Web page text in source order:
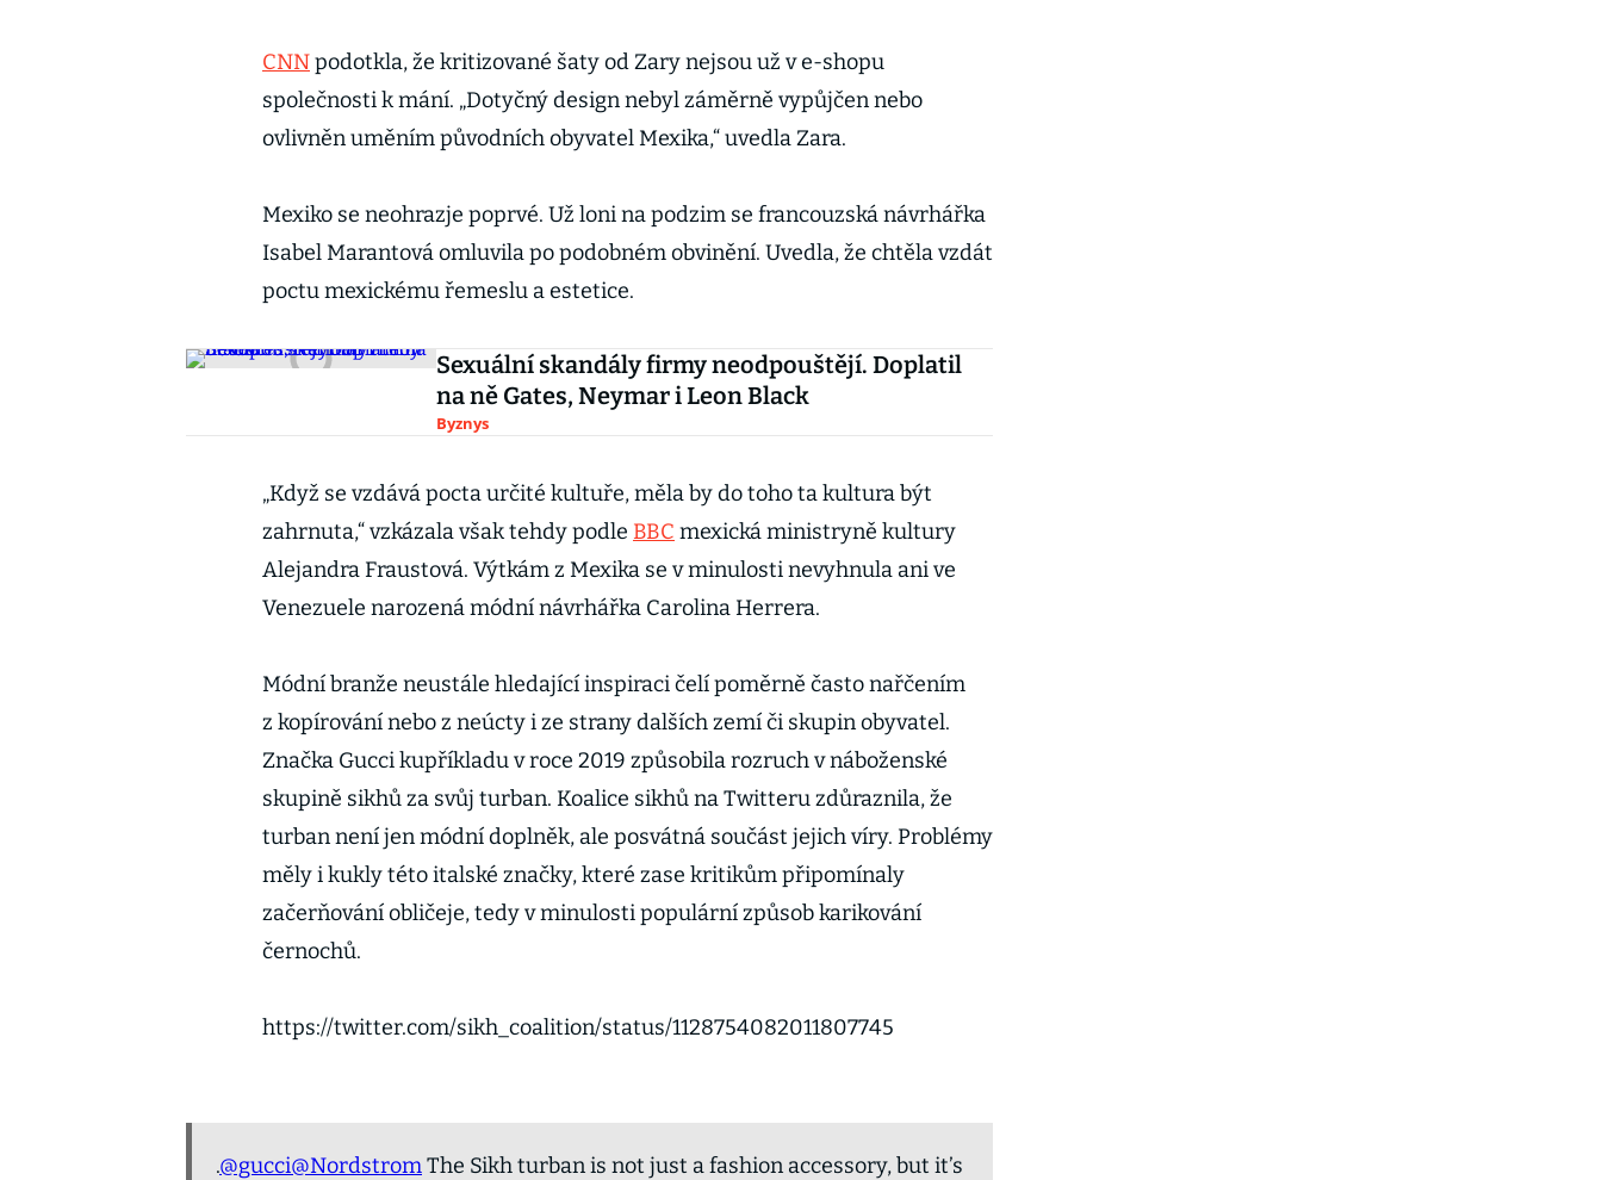
CNNpodotkla, že kritizované šaty od Zary nejsou už v e-shopu
společnosti k mání. „Dotyčný design nebyl záměrně vypůjčen nebo
ovlivněn uměním původních obyvatel Mexika,“ uvedla Zara.
Mexiko se neohrazje poprvé. Už loni na podzim se francouzská návrhářka
Isabel Marantová omluvila po podobném obvinění. Uvedla, že chtěla vzdát
poctu mexickému řemeslu a estetice.
Sexuální skandály firmy neodpouštějí. Doplatil
na ně Gates, Neymar i Leon Black
Byznys
„Když se vzdává pocta určité kultuře, měla by do toho ta kultura být
zahrnuta,“ vzkázala však tehdy podle BBC mexická ministryně kultury
Alejandra Fraustová. Výtkám z Mexika se v minulosti nevyhnula ani ve
Venezuele narozená módní návrhářka Carolina Herrera.
Módní branže neustále hledající inspiraci čelí poměrně často nařčením
z kopírování nebo z neúcty i ze strany dalších zemí či skupin obyvatel.
Značka Gucci kupříkladu v roce 2019 způsobila rozruch v náboženské
skupině sikhů za svůj turban. Koalice sikhů na Twitteru zdůraznila, že
turban není jen módní doplněk, ale posvátná součást jejich víry. Problémy
měly i kukly této italské značky, které zase kritikům připomínaly
začerňování obličeje, tedy v minulosti populární způsob karikování
černochů.
https://twitter.com/sikh_coalition/status/1128754082011807745
.@gucci@NordstromThe Sikh turban is not just a fashion accessory, but it’s